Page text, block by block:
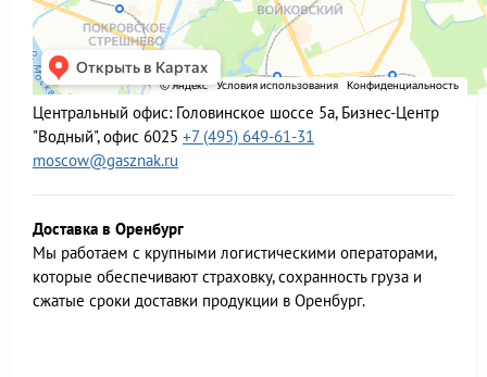
Центральный офис: Головинское шоссе 5а, Бизнес-Центр
"Водный", офис 6025 +7 (495) 649-61-31
moscow@gasznak.ru
Доставка в Оренбург
Мы работаем c крупными логистическими операторами,
которые обеспечивают страховку, сохранность груза и
сжатые сроки доставки продукции в Оренбург.